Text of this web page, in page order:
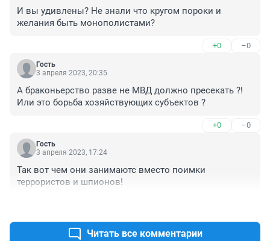
И вы удивлены? Не знали что кругом пороки и
желания быть монополистами?
+0 –0
Гость
3 апреля 2023, 20:35
А браконьерство разве не МВД должно пресекать ?!
Или это борьба хозяйствующих субъектов ?
+0 –0
Гость
3 апреля 2023, 17:24
Так вот чем они занимаютс вместо поимки
террористов и шпионов!
Читать все комментарии